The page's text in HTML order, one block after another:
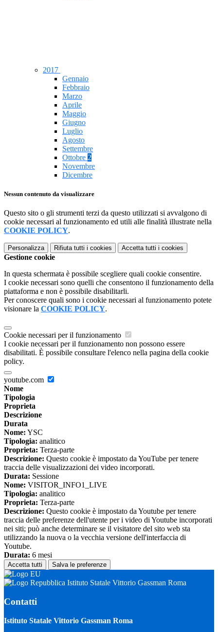
2017
Gennaio
Febbraio
Marzo
Aprile
Maggio
Giugno
Luglio
Agosto
Settembre
Ottobre 2
Novembre
Dicembre
Nessun contenuto da visualizzare
Questo sito o gli strumenti terzi da questo utilizzati si avvalgono di
cookie necessari al funzionamento ed utili alle finalità illustrate nella
COOKIE POLICY.
Personalizza Rifiuta tutti i cookies Accetta tutti i cookies
Gestione cookie
In questa schermata è possibile scegliere quali cookie consentire.
I cookie necessari sono quelli che consentono il funzionamento della
piattaforma e non è possibile disabilitarli.
Per conoscere quali sono i cookie necessari al funzionamento potete
visionare la COOKIE POLICY.
Cookie necessari per il funzionamento
I cookie necessari per il funzionamento non possono essere
disabilitati. È possibile consultare l'elenco nella pagina della cookie
policy.
youtube.com
Nome
Tipologia
Proprieta
Descrizione
Durata
Nome: YSC
Tipologia: analitico
Proprieta: Terza-parte
Descrizione: Questo cookie è impostato da YouTube per tenere
traccia delle visualizzazioni dei video incorporati.
Durata: Sessione
Nome: VISITOR_INFO1_LIVE
Tipologia: analitico
Proprieta: Terza-parte
Descrizione: Questo cookie è impostato da Youtube per tenere
traccia delle preferenze dell'utente per i video di Youtube incorporati
nei siti; può anche determinare se il visitatore del sito web sta
utilizzando la nuova o la vecchia versione dell'interfaccia di
Youtube.
Durata: 6 mesi
Accetta tutti Salva le preferenze
Istituto Statale Vittorio Gassman Roma
Contatti
Istituto Statale Vittorio Gassman Roma